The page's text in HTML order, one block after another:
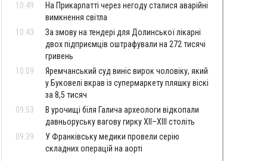
10:49
На Прикарпатті через негоду сталися аварійні
вимкнення світла
10:43
За змову на тендері для Долинської лікарні
двох підприємців оштрафували на 272 тисячі
гривень
10:09
Яремчанський суд виніс вирок чоловіку, який
у Буковелі вкрав із супермаркету пляшку віскі
за 8,5 тисяч
09:53
В урочищі біля Галича археологи відкопали
давньоруську вагову гирку XII–XIII століть
09:39
У Франківську медики провели серію
складних операцій на аорті